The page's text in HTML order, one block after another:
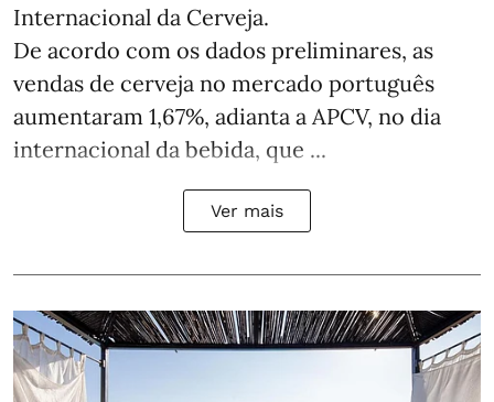
Internacional da Cerveja.
De acordo com os dados preliminares, as
vendas de cerveja no mercado português
aumentaram 1,67%, adianta a APCV, no dia
internacional da bebida, que ...
Ver mais